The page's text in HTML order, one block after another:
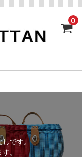
0
しです。
す。